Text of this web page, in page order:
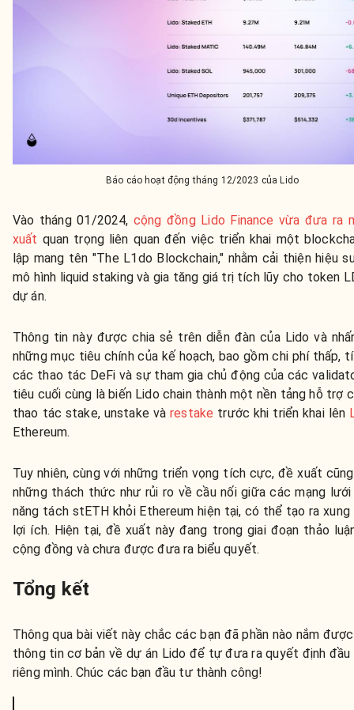
Báo cáo hoạt động tháng 12/2023 của Lido
Vào tháng 01/2024, cộng đồng Lido Finance vừa đưa ra
xuất quan trọng liên quan đến việc triển khai một
lập mang tên "The L1do Blockchain," nhằm cải thiện hiệu
mô hình liquid staking và gia tăng giá trị tích lũy cho token
dự án.
Thông tin này được chia sẻ trên diễn đàn của Lido và
những mục tiêu chính của kế hoạch, bao gồm chi phí thấp,
các thao tác DeFi và sự tham gia chủ động của các
tiêu cuối cùng là biến Lido chain thành một nền tảng hỗ trợ
thao tác stake, unstake vàrestake trước khi triển khai lên
Ethereum.
Tuy nhiên, cùng với những triển vọng tích cực, đề xuất
những thách thức như rủi ro về cầu nối giữa các mạng lưới
năng tách stETH khỏi Ethereum hiện tại, có thể tạo ra
lợi ích. Hiện tại, đề xuất này đang trong giai đoạn thảo
cộng đồng và chưa được đưa ra biểu quyết.
Tổng kết
Thông qua bài viết này chắc các bạn đã phần nào nắm
thông tin cơ bản về dự án Lido để tự đưa ra quyết định
riêng mình. Chúc các bạn đầu tư thành công!